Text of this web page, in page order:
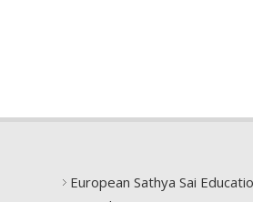
European Sathya Sai